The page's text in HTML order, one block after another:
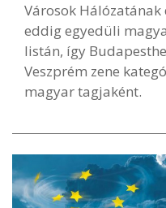
Városok
eddig egyedüli
listán, így
Veszprém zene
magyar tagjaként.